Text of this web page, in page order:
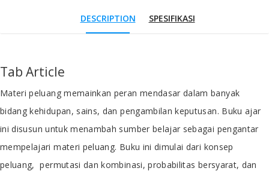
DESCRIPTION SPESIFIKASI
Tab Article
Materi peluang memainkan peran mendasar dalam banyak
bidang kehidupan, sains, dan pengambilan keputusan. Buku ajar
ini disusun untuk menambah sumber belajar sebagai pengantar
mempelajari materi peluang. Buku ini dimulai dari konsep
peluang, permutasi dan kombinasi, probabilitas bersyarat, dan